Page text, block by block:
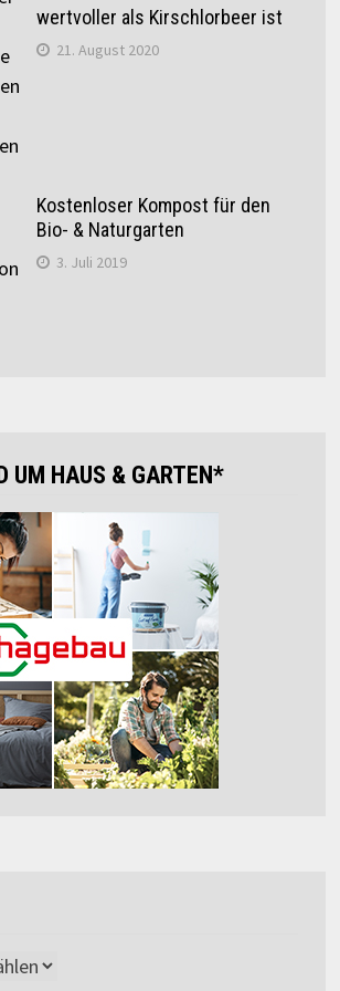
wertvoller als Kirschlorbeer ist
21. August 2020
Kostenloser Kompost für den
Bio- & Naturgarten
3. Juli 2019
UM HAUS & GARTEN*